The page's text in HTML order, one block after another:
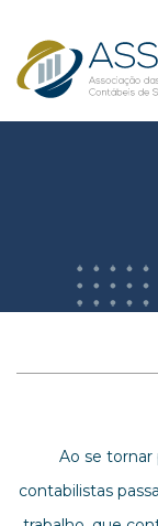
Ao se tornar
contabilistas